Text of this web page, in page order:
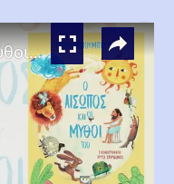
×
Ο Αίσωπος και οι μύθοι του, της Ράνιας Μπουμπουρή